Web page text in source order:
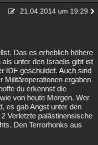
21.04.2014 um 19:29
Das es erheblich höhere
unter den Israelis gibt ist
IDF geschuldet. Auch sind
Militäroperationen ergaben
du erkennst die
von heute Morgen. Wer
es gab Angst unter den
Verletzte palästinensische
Den Terrorhonks aus